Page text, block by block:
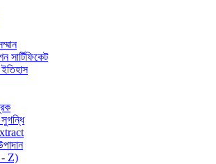
সার্টিফিকেট
- Z)